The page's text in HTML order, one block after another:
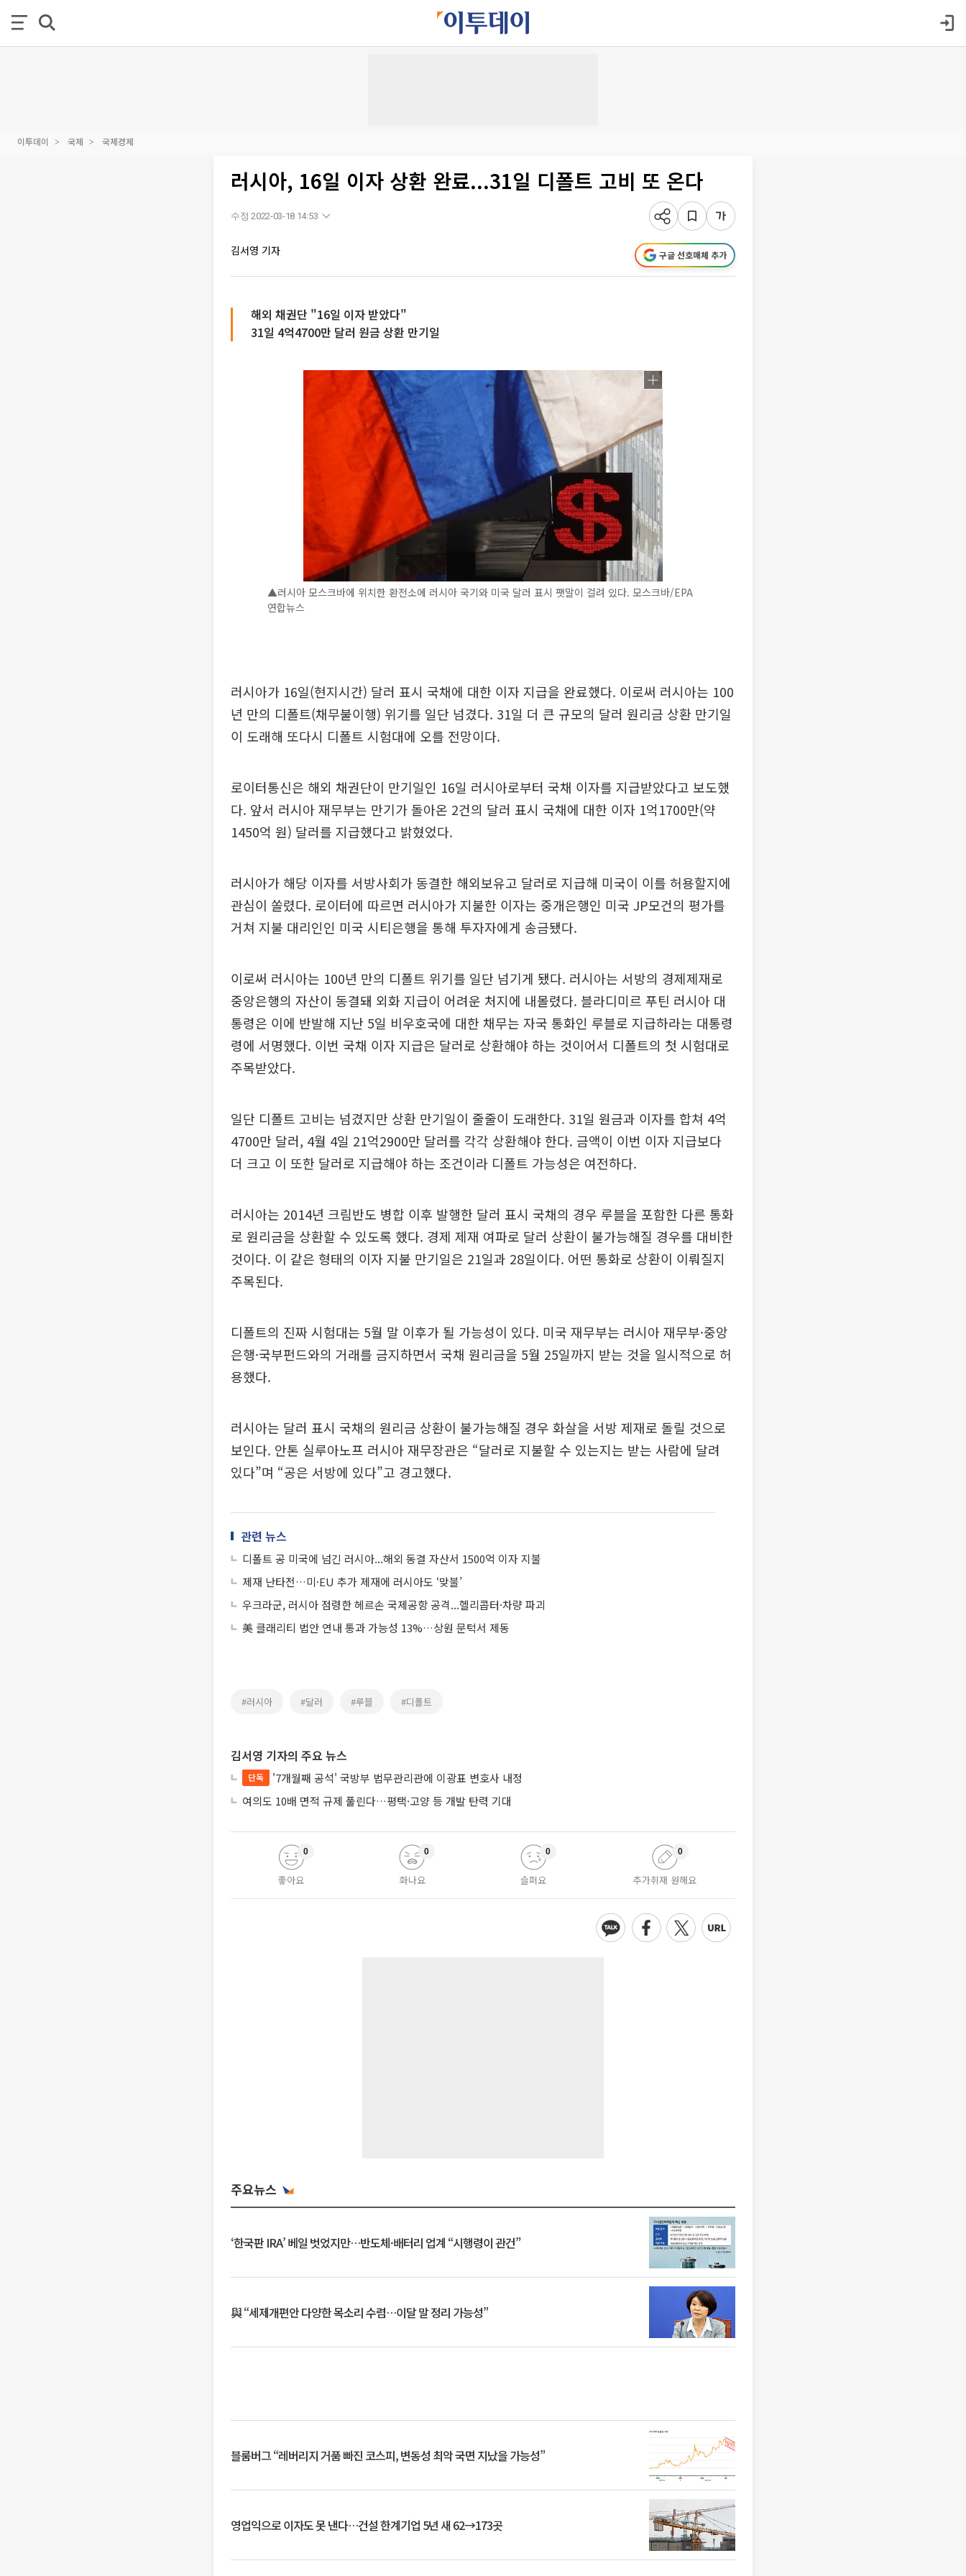
이투데이 국제 국제경제
러시아, 16일 이자 상환 완료...31일 디폴트 고비 또 온다
수정 2022-03-18 14:53
김서영 기자 구글 선호매체 추가
해외 채권단 "16일 이자 받았다"
31일 4억4700만 달러 원금 상환 만기일
▲러시아 모스크바에 위치한 환전소에 러시아 국기와 미국 달러 표시 팻말이 걸려 있다. 모스크바/EPA
연합뉴스
러시아가 16일(현지시간) 달러 표시 국채에 대한 이자 지급을 완료했다. 이로써 러시아는 100
년 만의 디폴트(채무불이행) 위기를 일단 넘겼다. 31일 더 큰 규모의 달러 원리금 상환 만기일
이 도래해 또다시 디폴트 시험대에 오를 전망이다.
로이터통신은 해외 채권단이 만기일인 16일 러시아로부터 국채 이자를 지급받았다고 보도했
다. 앞서 러시아 재무부는 만기가 돌아온 2건의 달러 표시 국채에 대한 이자 1억1700만(약
1450억 원) 달러를 지급했다고 밝혔었다.
러시아가 해당 이자를 서방사회가 동결한 해외보유고 달러로 지급해 미국이 이를 허용할지에
관심이 쏠렸다. 로이터에 따르면 러시아가 지불한 이자는 중개은행인 미국 JP모건의 평가를
거쳐 지불 대리인인 미국 시티은행을 통해 투자자에게 송금됐다.
이로써 러시아는 100년 만의 디폴트 위기를 일단 넘기게 됐다. 러시아는 서방의 경제제재로
중앙은행의 자산이 동결돼 외화 지급이 어려운 처지에 내몰렸다. 블라디미르 푸틴 러시아 대
통령은 이에 반발해 지난 5일 비우호국에 대한 채무는 자국 통화인 루블로 지급하라는 대통령
령에 서명했다. 이번 국채 이자 지급은 달러로 상환해야 하는 것이어서 디폴트의 첫 시험대로
주목받았다.
일단 디폴트 고비는 넘겼지만 상환 만기일이 줄줄이 도래한다. 31일 원금과 이자를 합쳐 4억
4700만 달러, 4월 4일 21억2900만 달러를 각각 상환해야 한다. 금액이 이번 이자 지급보다
더 크고 이 또한 달러로 지급해야 하는 조건이라 디폴트 가능성은 여전하다.
러시아는 2014년 크림반도 병합 이후 발행한 달러 표시 국채의 경우 루블을 포함한 다른 통화
로 원리금을 상환할 수 있도록 했다. 경제 제재 여파로 달러 상환이 불가능해질 경우를 대비한
것이다. 이 같은 형태의 이자 지불 만기일은 21일과 28일이다. 어떤 통화로 상환이 이뤄질지
주목된다.
디폴트의 진짜 시험대는 5월 말 이후가 될 가능성이 있다. 미국 재무부는 러시아 재무부·중앙
은행·국부펀드와의 거래를 금지하면서 국채 원리금을 5월 25일까지 받는 것을 일시적으로 허
용했다.
러시아는 달러 표시 국채의 원리금 상환이 불가능해질 경우 화살을 서방 제재로 돌릴 것으로
보인다. 안톤 실루아노프 러시아 재무장관은 “달러로 지불할 수 있는지는 받는 사람에 달려
있다”며 “공은 서방에 있다”고 경고했다.
관련 뉴스
디폴트 공 미국에 넘긴 러시아...해외 동결 자산서 1500억 이자 지불
제재 난타전…미·EU 추가 제재에 러시아도 ‘맞불’
우크라군, 러시아 점령한 헤르손 국제공항 공격...헬리콥터·차량 파괴
美 클래리티 법안 연내 통과 가능성 13%…상원 문턱서 제동
#러시아 #달러 #루블 #디폴트
김서영 기자의 주요 뉴스
단독
'7개월째 공석' 국방부 법무관리관에 이광표 변호사 내정
여의도 10배 면적 규제 풀린다…평택·고양 등 개발 탄력 기대
좋아요
0
화나요
0
슬퍼요
0
추가취재 원해요
0
주요뉴스
‘한국판 IRA’ 베일 벗었지만…반도체·배터리 업계 “시행령이 관건”
與 “세제개편안 다양한 목소리 수렴…이달 말 정리 가능성”
블룸버그 “레버리지 거품 빠진 코스피, 변동성 최악 국면 지났을 가능성”
영업익으로 이자도 못 낸다…건설 한계기업 5년 새 62→173곳